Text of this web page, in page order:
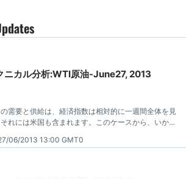
ニカル分析:WTI原油-June27, 2013
需要と供給は、経済指数は相対的に一週間全体を見
れには米国も含まれます。このケースから、いかな
ョンでもこの市場で持ちこたえるのに苦労します。
06/2013 13:00 GMT0